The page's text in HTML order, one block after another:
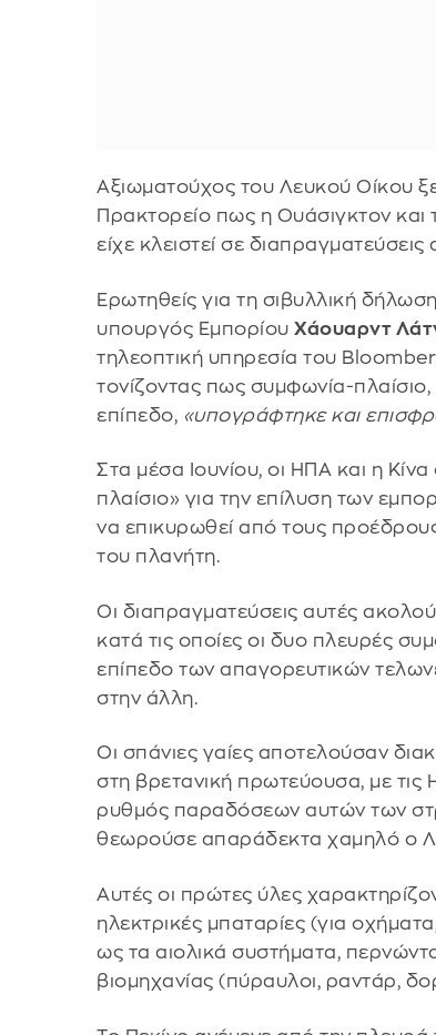
Αξιωματούχος του Λευκού Οίκου
Πρακτορείο πως η Ουάσιγκτον
είχε κλειστεί σε
Ερωτηθείς για τη σιβυλλική
υπουργός ΕμπορίουΧάουαρντ
τηλεοπτική υπηρεσία του
τονίζοντας πως συμφωνία-
επίπεδο, «υπογράφτηκε και
Στα μέσα Ιουνίου, οι ΗΠΑ και η
πλαίσιο» για την επίλυση των
να επικυρωθεί από τους
του πλανήτη.
Οι διαπραγματεύσεις αυτές
κατά τις οποίες οι δυο πλευρές
επίπεδο των απαγορευτικών
στην άλλη.
Οι σπάνιες γαίες αποτελούσαν
στη βρετανική πρωτεύουσα, με τις
ρυθμός παραδόσεων αυτών των
θεωρούσε απαράδεκτα χαμηλό ο
Αυτές οι πρώτες ύλες
ηλεκτρικές μπαταρίες (για
ως τα αιολικά συστήματα,
βιομηχανίας (πύραυλοι, ραντάρ,